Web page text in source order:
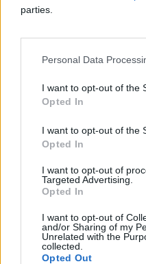
parties.
Personal Data
I want to opt-out of the
Opted In
I want to opt-out of the
Opted In
I want to opt-out of
Targeted Advertising.
Opted In
I want to opt-out of
and/or Sharing of my
Unrelated with the
collected.
Opted Out
Jeśli całą rozmowę o edukacji
utkniemy w przekonaniu, że
dziś po to, żeby czegoś
kształcenia, tylko żeby
jest to, czy uczeń zdobędzie
kolegów, a nie to, czy
Dlatego może lepiej
szkół było słabych i tak
najgorsze jest to, że dzieci z
mniejszych ośrodkach, w
systemie od samego początku.
wysokim kapitałem